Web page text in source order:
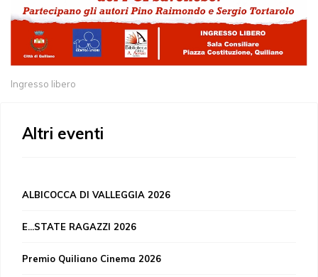
Ingresso libero
Altri eventi
ALBICOCCA DI VALLEGGIA 2026
E...STATE RAGAZZI 2026
Premio Quiliano Cinema 2026